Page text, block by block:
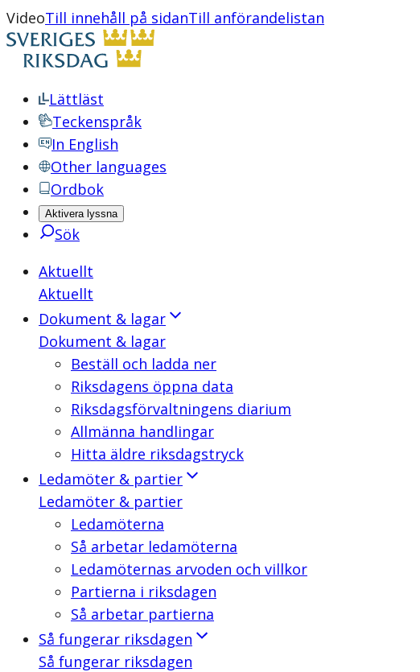
VideoTill innehåll på sidanTill anförandelistan
Lättläst
Teckenspråk
In English
Other languages
Ordbok
Aktivera lyssna
Sök
Aktuellt
Aktuellt
Dokument & lagar
Dokument & lagar
Beställ och ladda ner
Riksdagens öppna data
Riksdagsförvaltningens diarium
Allmänna handlingar
Hitta äldre riksdagstryck
Ledamöter & partier
Ledamöter & partier
Ledamöterna
Så arbetar ledamöterna
Ledamöternas arvoden och villkor
Partierna i riksdagen
Så arbetar partierna
Så fungerar riksdagen
Så fungerar riksdagen